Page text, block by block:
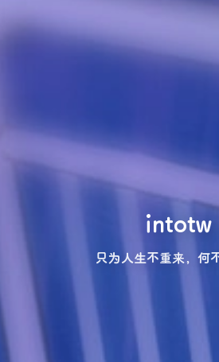
intotw
只为人生不重来，何